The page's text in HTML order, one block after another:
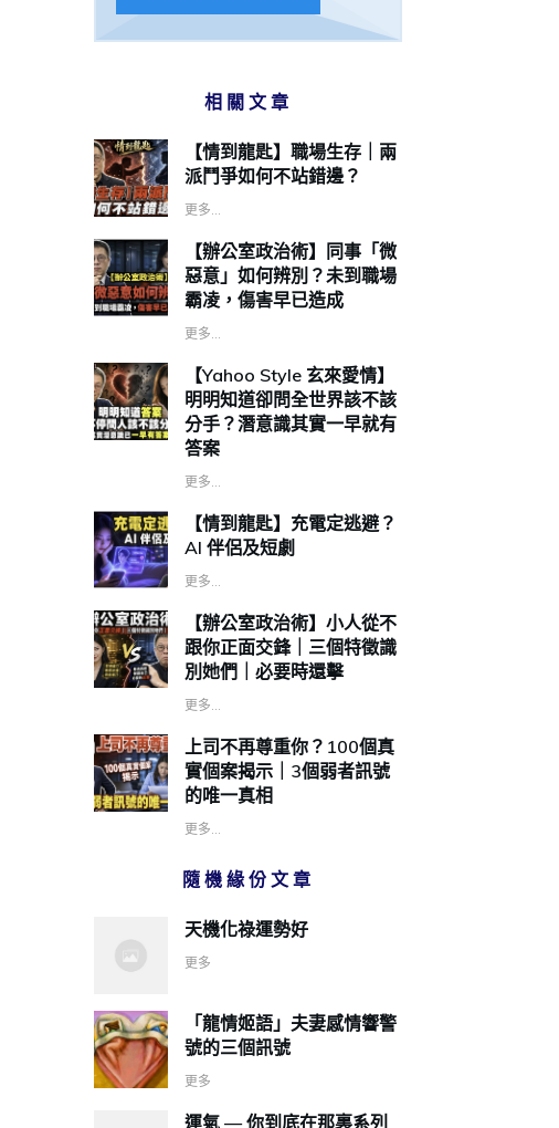
相關文章
【情到龍匙】職場生存｜兩
派鬥爭如何不站錯邊？
更多...
【辦公室政治術】同事「微
惡意」如何辨別？未到職場
霸凌，傷害早已造成
更多...
【Yahoo Style 玄來愛情】
明明知道卻問全世界該不該
分手？潛意識其實一早就有
答案
更多...
【情到龍匙】充電定逃避？
AI 伴侶及短劇
更多...
【辦公室政治術】小人從不
跟你正面交鋒｜三個特徵識
別她們｜必要時還擊
更多...
上司不再尊重你？100個真
實個案揭示｜3個弱者訊號
的唯一真相
更多...
隨機緣份文章
天機化祿運勢好
更多
「龍情姬語」夫妻感情響警
號的三個訊號
更多
運氣 — 你到底在那裏系列